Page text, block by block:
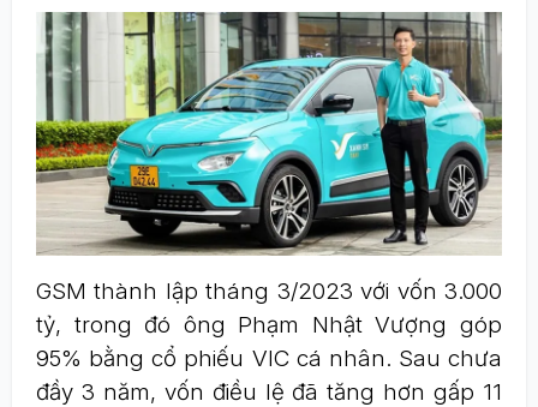
GSM thành lập tháng 3/2023 với vốn 3.000
tỷ, trong đó ông Phạm Nhật Vượng góp
95% bằng cổ phiếu VIC cá nhân. Sau chưa
đầy 3 năm, vốn điều lệ đã tăng hơn gấp 11